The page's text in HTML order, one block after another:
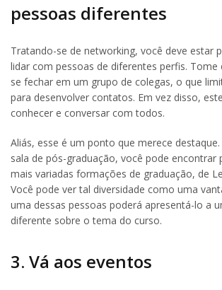
pessoas diferentes
Tratando-se de networking, você deve estar
lidar com pessoas de diferentes perfis. Tome
se fechar em um grupo de colegas, o que
para desenvolver contatos. Em vez disso,
conhecer e conversar com todos.
Aliás, esse é um ponto que merece
sala de pós-graduação, você pode encontrar
mais variadas formações de graduação, de
Você pode ver tal diversidade como uma
uma dessas pessoas poderá apresentá-lo a
diferente sobre o tema do curso.
3. Vá aos eventos